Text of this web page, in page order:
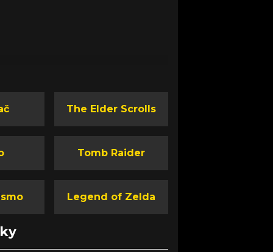
The Elder Scrolls
Tomb Raider
Legend of Zelda